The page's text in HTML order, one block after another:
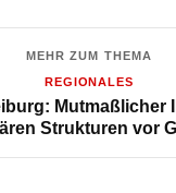
MEHR ZUM THEMA
REGIONALES
Mutmaßlicher
Strukturen vor